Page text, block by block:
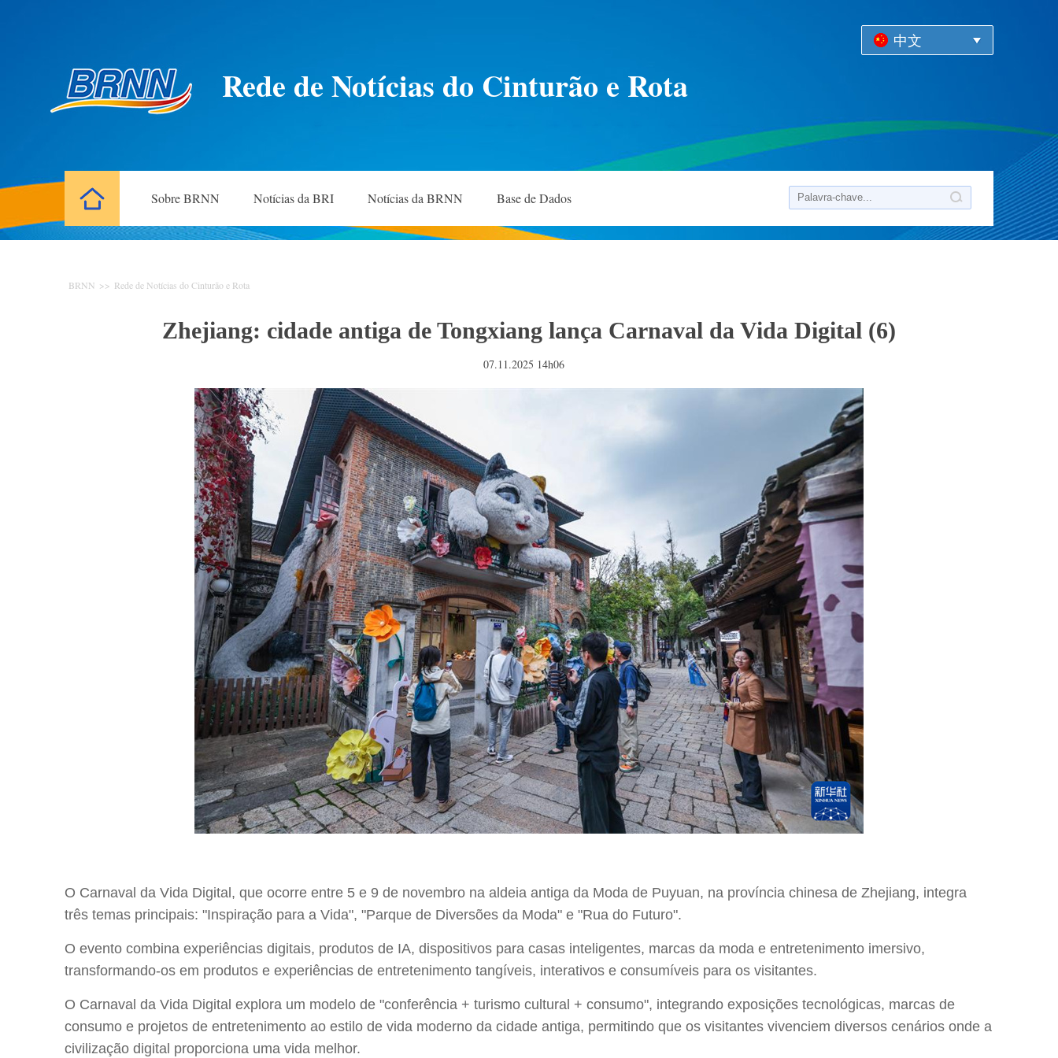
中文
Rede de Notícias do Cinturão e Rota
Sobre BRNN Notícias da BRI Notícias da BRNN Base de Dados
BRNN >> Rede de Notícias do Cinturão e Rota
Zhejiang: cidade antiga de Tongxiang lança Carnaval da Vida Digital (6)
07.11.2025 14h06
O Carnaval da Vida Digital, que ocorre entre 5 e 9 de novembro na aldeia antiga da Moda de Puyuan, na província chinesa de Zhejiang, integra
três temas principais: "Inspiração para a Vida", "Parque de Diversões da Moda" e "Rua do Futuro".
O evento combina experiências digitais, produtos de IA, dispositivos para casas inteligentes, marcas da moda e entretenimento imersivo,
transformando-os em produtos e experiências de entretenimento tangíveis, interativos e consumíveis para os visitantes.
O Carnaval da Vida Digital explora um modelo de "conferência + turismo cultural + consumo", integrando exposições tecnológicas, marcas de
consumo e projetos de entretenimento ao estilo de vida moderno da cidade antiga, permitindo que os visitantes vivenciem diversos cenários onde a
civilização digital proporciona uma vida melhor.